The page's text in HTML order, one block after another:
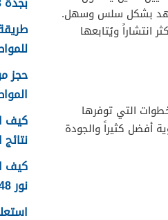
بشكل سلس وسهل.
انتشاراً ويُتابعها
التي توفرها
أفضل كثيراً والجودة
كيف
نتائج
كيف
نور 1448